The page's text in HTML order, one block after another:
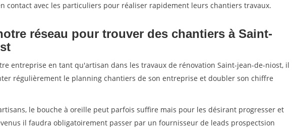
contact avec les particuliers pour réaliser rapidement leurs chantiers travaux.
réseau pour trouver des chantiers à Saint-
entreprise en tant qu'artisan dans les travaux de rénovation Saint-jean-de-niost, il
régulièrement le planning chantiers de son entreprise et doubler son chiffre
le bouche à oreille peut parfois suffire mais pour les désirant progresser et
il faudra obligatoirement passer par un fournisseur de leads prospectsion